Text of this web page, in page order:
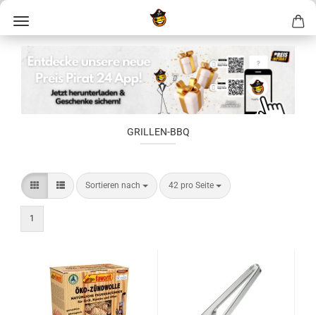
GRILLEN-BBQ
Sortieren nach 42 pro Seite
1